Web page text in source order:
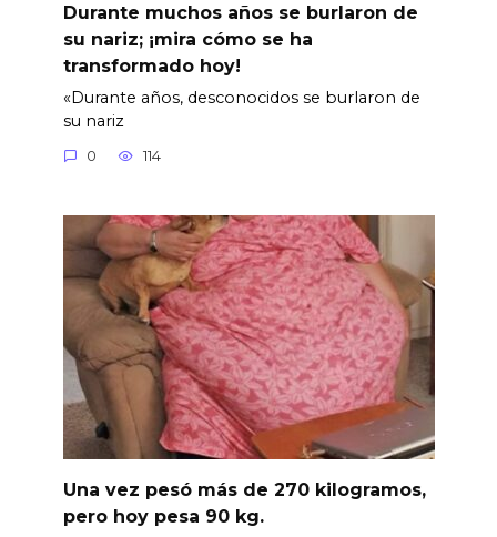
Durante muchos años se burlaron de
su nariz; ¡mira cómo se ha
transformado hoy!
«Durante años, desconocidos se burlaron de
su nariz
0 114
Una vez pesó más de 270 kilogramos,
pero hoy pesa 90 kg.